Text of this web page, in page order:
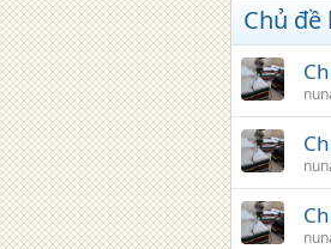
Chủ đề